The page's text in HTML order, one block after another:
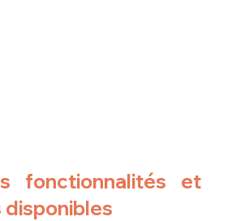
fonctionnalités et